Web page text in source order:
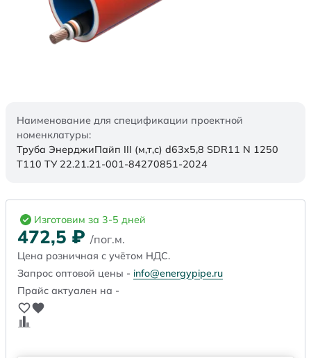
Наименование для спецификации проектной
номенклатуры:
Труба ЭнерджиПайп III (м,т,с) d63x5,8 SDR11 N 1250
Т110 ТУ 22.21.21-001-84270851-2024
Изготовим за 3-5 дней
472,5 ₽ /пог.м.
Цена розничная с учётом НДС.
Запрос оптовой цены - info@energypipe.ru
Прайс актуален на -